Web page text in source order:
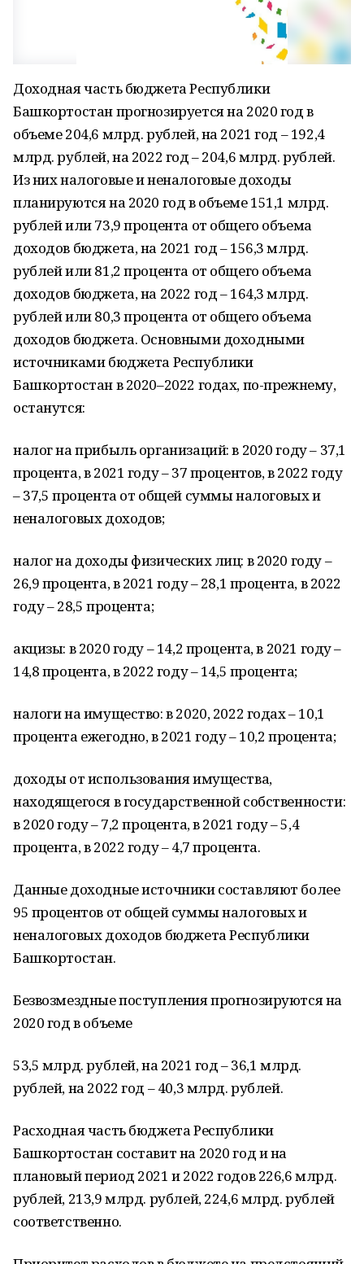
Доходная часть бюджета Республики
Башкортостан прогнозируется на 2020 год в
объеме 204,6 млрд. рублей, на 2021 год – 192,4
млрд. рублей, на 2022 год – 204,6 млрд. рублей.
Из них налоговые и неналоговые доходы
планируются на 2020 год в объеме 151,1 млрд.
рублей или 73,9 процента от общего объема
доходов бюджета, на 2021 год – 156,3 млрд.
рублей или 81,2 процента от общего объема
доходов бюджета, на 2022 год – 164,3 млрд.
рублей или 80,3 процента от общего объема
доходов бюджета. Основными доходными
источниками бюджета Республики
Башкортостан в 2020–2022 годах, по-прежнему,
останутся:
налог на прибыль организаций: в 2020 году – 37,1
процента, в 2021 году – 37 процентов, в 2022 году
– 37,5 процента от общей суммы налоговых и
неналоговых доходов;
налог на доходы физических лиц: в 2020 году –
26,9 процента, в 2021 году – 28,1 процента, в 2022
году – 28,5 процента;
акцизы: в 2020 году – 14,2 процента, в 2021 году –
14,8 процента, в 2022 году – 14,5 процента;
налоги на имущество: в 2020, 2022 годах – 10,1
процента ежегодно, в 2021 году – 10,2 процента;
доходы от использования имущества,
находящегося в государственной собственности:
в 2020 году – 7,2 процента, в 2021 году – 5,4
процента, в 2022 году – 4,7 процента.
Данные доходные источники составляют более
95 процентов от общей суммы налоговых и
неналоговых доходов бюджета Республики
Башкортостан.
Безвозмездные поступления прогнозируются на
2020 год в объеме
53,5 млрд. рублей, на 2021 год – 36,1 млрд.
рублей, на 2022 год – 40,3 млрд. рублей.
Расходная часть бюджета Республики
Башкортостан составит на 2020 год и на
плановый период 2021 и 2022 годов 226,6 млрд.
рублей, 213,9 млрд. рублей, 224,6 млрд. рублей
соответственно.